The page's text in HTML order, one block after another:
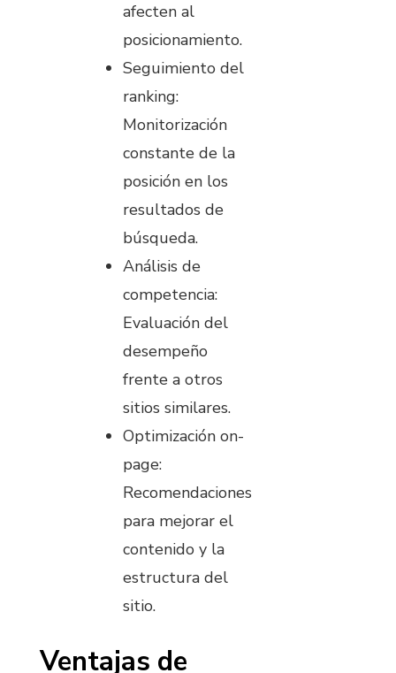
afecten al
posicionamiento.
Seguimiento del
ranking:
Monitorización
constante de la
posición en los
resultados de
búsqueda.
Análisis de
competencia:
Evaluación del
desempeño
frente a otros
sitios similares.
Optimización on-
page:
Recomendaciones
para mejorar el
contenido y la
estructura del
sitio.
Ventajas de